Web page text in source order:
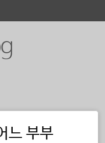
느 부부